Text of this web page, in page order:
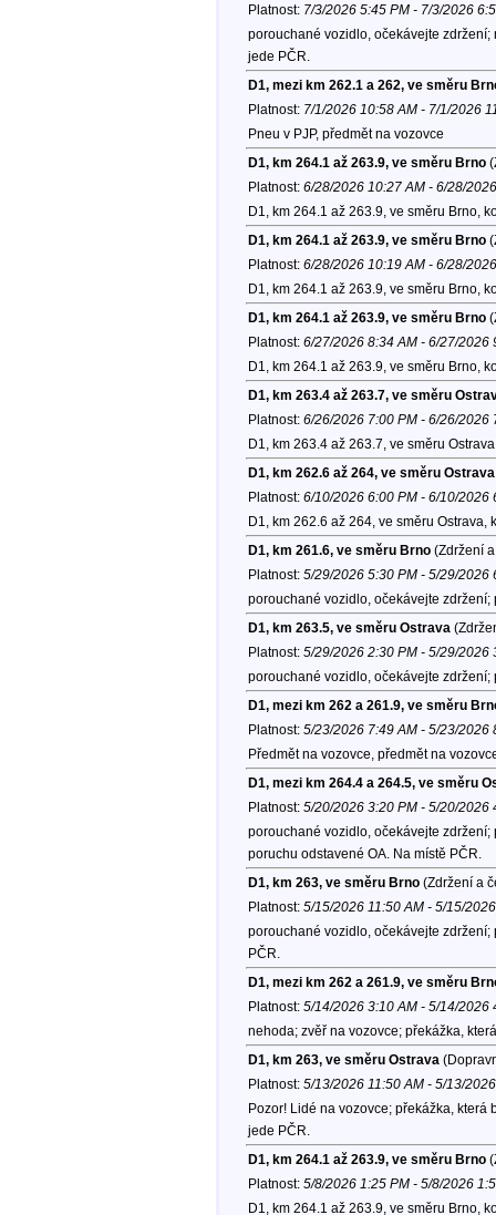
Platnost: 7/3/2026 5:45 PM - 7/3/2026
porouchané vozidlo, očekávejte
jede PČR.
D1, mezi km 262.1 a 262, ve směru
Platnost: 7/1/2026 10:58 AM - 7/1/2026
Pneu v PJP, předmět na vozovce
D1, km 264.1 až 263.9, ve směru Brno
Platnost: 6/28/2026 10:27 AM - 6/28/
D1, km 264.1 až 263.9, ve směru Brno,
D1, km 264.1 až 263.9, ve směru Brno
Platnost: 6/28/2026 10:19 AM - 6/28/
D1, km 264.1 až 263.9, ve směru Brno,
D1, km 264.1 až 263.9, ve směru Brno
Platnost: 6/27/2026 8:34 AM - 6/27/2026
D1, km 264.1 až 263.9, ve směru Brno,
D1, km 263.4 až 263.7, ve směru
Platnost: 6/26/2026 7:00 PM - 6/26/2026
D1, km 263.4 až 263.7, ve směru
D1, km 262.6 až 264, ve směru Ostrava
Platnost: 6/10/2026 6:00 PM - 6/10/2026
D1, km 262.6 až 264, ve směru Ostrava,
D1, km 261.6, ve směru Brno(Zdržení
Platnost: 5/29/2026 5:30 PM - 5/29/2026
porouchané vozidlo, očekávejte
D1, km 263.5, ve směru Ostrava
Platnost: 5/29/2026 2:30 PM - 5/29/2026
porouchané vozidlo, očekávejte
D1, mezi km 262 a 261.9, ve směru
Platnost: 5/23/2026 7:49 AM - 5/23/2026
Předmět na vozovce, předmět na
D1, mezi km 264.4 a 264.5, ve směru
Platnost: 5/20/2026 3:20 PM - 5/20/2026
porouchané vozidlo, očekávejte
poruchu odstavené OA. Na místě PČR.
D1, km 263, ve směru Brno(Zdržení a
Platnost: 5/15/2026 11:50 AM - 5/15/
porouchané vozidlo, očekávejte
PČR.
D1, mezi km 262 a 261.9, ve směru
Platnost: 5/14/2026 3:10 AM - 5/14/2026
nehoda; zvěř na vozovce; překážka,
D1, km 263, ve směru Ostrava
Platnost: 5/13/2026 11:50 AM - 5/13/
Pozor! Lidé na vozovce; překážka, která
jede PČR.
D1, km 264.1 až 263.9, ve směru Brno
Platnost: 5/8/2026 1:25 PM - 5/8/2026
D1, km 264.1 až 263.9, ve směru Brno,